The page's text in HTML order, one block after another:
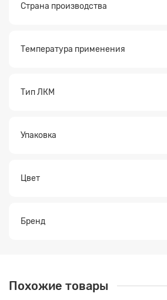
Страна производства
Температура применения
Тип ЛКМ
Упаковка
Цвет
Бренд
Похожие товары